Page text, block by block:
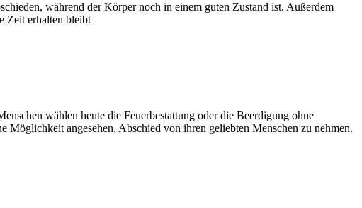
während der Körper noch in einem guten Zustand ist. Außerdem
Zeit erhalten bleibt
wählen heute die Feuerbestattung oder die Beerdigung ohne
angesehen, Abschied von ihren geliebten Menschen zu nehmen.